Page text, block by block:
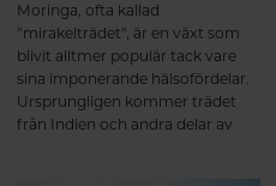
som placebo Endast milda och
tillfälliga biverkningar
rapporterade Dokumenterad
effekt på stress, energi och
hormonbalans *Ashwagandha
Moringa, ofta kallad
"mirakelträdet", är en växt som
blivit alltmer populär tack vare
sina imponerande hälsofördelar.
Ursprungligen kommer trädet
från Indien och andra delar av